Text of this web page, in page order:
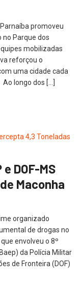
promoveu
no Parque dos
mobilizadas
reforçou o
uma cidade cada
longo dos […]
DOF-MS
Maconha
organizado
de drogas no
envolveu o 8º
da Polícia Militar
de Fronteira (DOF)